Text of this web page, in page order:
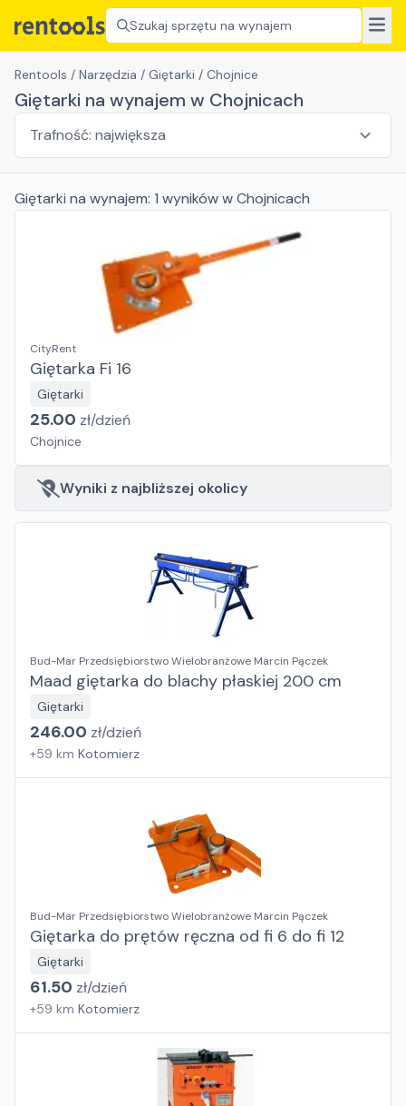
Szukaj sprzętu na wynajem
Rentools / Narzędzia / Giętarki / Chojnice
Giętarki na wynajem w Chojnicach
Giętarki na wynajem: 1 wynikóww Chojnicach
CityRent
Giętarka Fi 16
Giętarki
25.00 zł/dzień
Chojnice
Wyniki z najbliższej okolicy
Bud-Mar Przedsiębiorstwo Wielobranżowe Marcin Pączek
Maad giętarka do blachy płaskiej 200 cm
Giętarki
246.00 zł/dzień
+59 km Kotomierz
Bud-Mar Przedsiębiorstwo Wielobranżowe Marcin Pączek
Giętarka do prętów ręczna od fi 6 do fi 12
Giętarki
61.50 zł/dzień
+59 km Kotomierz